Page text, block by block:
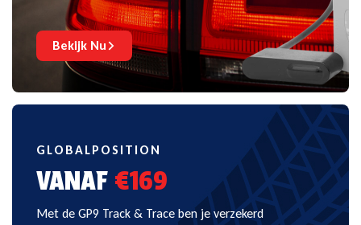
Bekijk Nu
GLOBALPOSITION
VANAF €169
Met de GP9 Track & Trace ben je verzekerd